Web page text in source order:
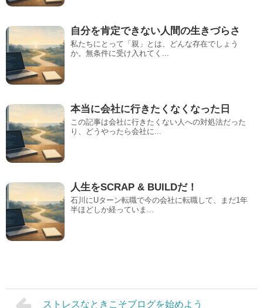
自分を肯定できない人間の生きづらさ
私たちにとって「親」とは、どんな存在でしょう
か。無条件に受け入れてく...
本当に会社に行きたくなくなった日
この記事は会社に行きたくない人への対処法だった
り、どうやったら会社に...
人生をSCRAP & BUILDだ！
石川にUターン転職で今の会社に転職して、まだ1年
半ほどしか経っていま...
ストレスなときこそブログを始めよう